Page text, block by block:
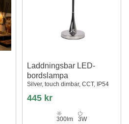
Laddningsbar LED-
bordslampa
Silver, touch dimbar, CCT, IP54
445 kr
300lm 3W